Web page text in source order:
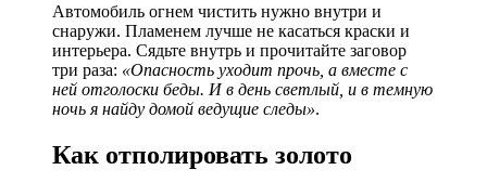
Автомобиль огнем чистить нужно внутри и
снаружи. Пламенем лучше не касаться краски и
интерьера. Сядьте внутрь и прочитайте заговор
три раза: «Опасность уходит прочь, а вместе с
ней отголоски беды. И в день светлый, и в темную
ночь я найду домой ведущие следы».
Как отполировать золото